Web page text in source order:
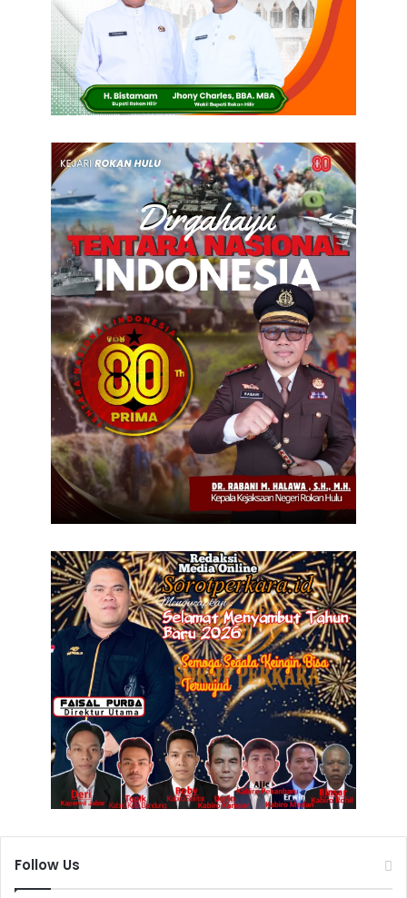
Follow Us